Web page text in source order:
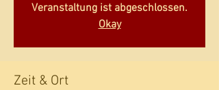
Veranstaltung ist abgeschlossen.
Okay
Zeit & Ort